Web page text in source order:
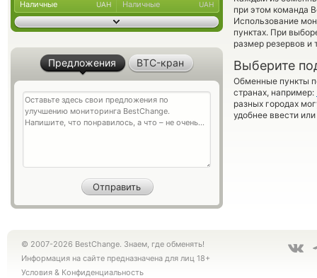
при этом команда
Использование
пунктах. При
размер резервов и
Выберите
Обменные пункты
странах, например:
разных городах
удобнее ввести
Наличные UAH Наличные UAH
Предложения BTC-кран
© 2007-2026 BestChange. Знаем, где обменять!
Информация на сайте предназначена для лиц 18+
Условия & Конфиденциальность